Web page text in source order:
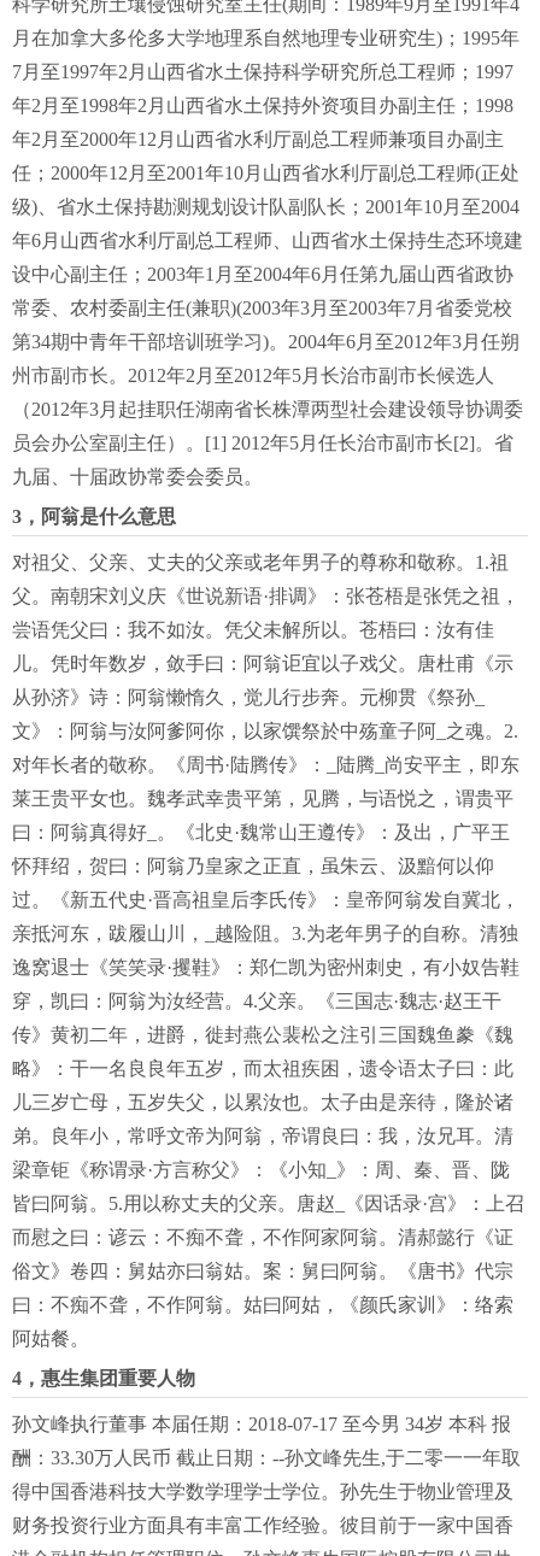
科学研究所土壤侵蚀研究室主任(期间：1989年9月至1991年4
月在加拿大多伦多大学地理系自然地理专业研究生)；1995年
7月至1997年2月山西省水土保持科学研究所总工程师；1997
年2月至1998年2月山西省水土保持外资项目办副主任；1998
年2月至2000年12月山西省水利厅副总工程师兼项目办副主
任；2000年12月至2001年10月山西省水利厅副总工程师(正处
级)、省水土保持勘测规划设计队副队长；2001年10月至2004
年6月山西省水利厅副总工程师、山西省水土保持生态环境建
设中心副主任；2003年1月至2004年6月任第九届山西省政协
常委、农村委副主任(兼职)(2003年3月至2003年7月省委党校
第34期中青年干部培训班学习)。2004年6月至2012年3月任朔
州市副市长。2012年2月至2012年5月长治市副市长候选人
（2012年3月起挂职任湖南省长株潭两型社会建设领导协调委
员会办公室副主任）。[1] 2012年5月任长治市副市长[2]。省
九届、十届政协常委会委员。
3，阿翁是什么意思
对祖父、父亲、丈夫的父亲或老年男子的尊称和敬称。1.祖
父。南朝宋刘义庆《世说新语·排调》：张苍梧是张凭之祖，
尝语凭父曰：我不如汝。凭父未解所以。苍梧曰：汝有佳
儿。凭时年数岁，敛手曰：阿翁讵宜以子戏父。唐杜甫《示
从孙济》诗：阿翁懒惰久，觉儿行步奔。元柳贯《祭孙_
文》：阿翁与汝阿爹阿你，以家馔祭於中殇童子阿_之魂。2.
对年长者的敬称。《周书·陆腾传》：_陆腾_尚安平主，即东
莱王贵平女也。魏孝武幸贵平第，见腾，与语悦之，谓贵平
曰：阿翁真得好_。《北史·魏常山王遵传》：及出，广平王
怀拜绍，贺曰：阿翁乃皇家之正直，虽朱云、汲黯何以仰
过。《新五代史·晋高祖皇后李氏传》：皇帝阿翁发自冀北，
亲抵河东，跋履山川，_越险阻。3.为老年男子的自称。清独
逸窝退士《笑笑录·攫鞋》：郑仁凯为密州刺史，有小奴告鞋
穿，凯曰：阿翁为汝经营。4.父亲。《三国志·魏志·赵王干
传》黄初二年，进爵，徙封燕公裴松之注引三国魏鱼豢《魏
略》：干一名良良年五岁，而太祖疾困，遗令语太子曰：此
儿三岁亡母，五岁失父，以累汝也。太子由是亲待，隆於诸
弟。良年小，常呼文帝为阿翁，帝谓良曰：我，汝兄耳。清
梁章钜《称谓录·方言称父》：《小知_》：周、秦、晋、陇
皆曰阿翁。5.用以称丈夫的父亲。唐赵_《因话录·宫》：上召
而慰之曰：谚云：不痴不聋，不作阿家阿翁。清郝懿行《证
俗文》卷四：舅姑亦曰翁姑。案：舅曰阿翁。《唐书》代宗
曰：不痴不聋，不作阿翁。姑曰阿姑，《颜氏家训》：络索
阿姑餐。
4，惠生集团重要人物
孙文峰执行董事 本届任期：2018-07-17 至今男 34岁 本科 报
酬：33.30万人民币 截止日期：--孙文峰先生,于二零一一年取
得中国香港科技大学数学理学士学位。孙先生于物业管理及
财务投资行业方面具有丰富工作经验。彼目前于一家中国香